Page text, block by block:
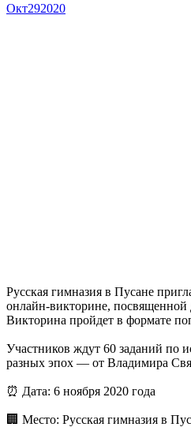
Окт292020
Русская гимназия в Пусане
онлайн-викторине,
Викторина пройдет в формате
Участников ждут 60 заданий по
разных эпох — от Владимира
⏰ Дата: 6 ноября 2020 года
🏢 Место: Русская гимназия в